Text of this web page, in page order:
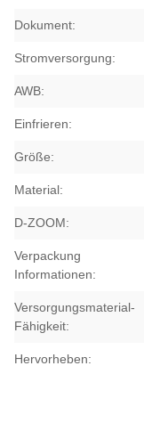
Dokument:
Stromversorgung:
AWB:
Einfrieren:
Größe:
Material:
D-ZOOM:
Verpackung
Informationen:
Versorgungsmaterial-
Fähigkeit:
Hervorheben: